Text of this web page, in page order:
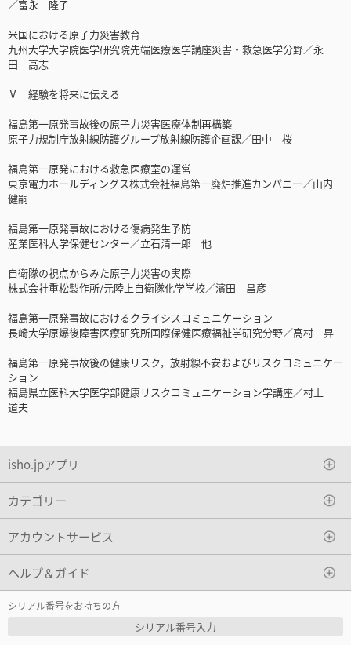
／富永 隆子
米国における原子力災害教育
九州大学大学院医学研究院先端医療医学講座災害・救急医学分野／永
田 高志
Ⅴ 経験を将来に伝える
福島第一原発事故後の原子力災害医療体制再構築
原子力規制庁放射線防護グループ放射線防護企画課／田中 桜
福島第一原発における救急医療室の運営
東京電力ホールディングス株式会社福島第一廃炉推進カンパニー／山内
健嗣
福島第一原発事故における傷病発生予防
産業医科大学保健センター／立石清一郎 他
自衛隊の視点からみた原子力災害の実際
株式会社重松製作所/元陸上自衛隊化学学校／濱田 昌彦
福島第一原発事故におけるクライシスコミュニケーション
長崎大学原爆後障害医療研究所国際保健医療福祉学研究分野／高村 昇
福島第一原発事故後の健康リスク，放射線不安およびリスクコミュニケー
ション
福島県立医科大学医学部健康リスクコミュニケーション学講座／村上
道夫
isho.jpアプリ
カテゴリー
アカウントサービス
ヘルプ＆ガイド
シリアル番号をお持ちの方
シリアル番号入力